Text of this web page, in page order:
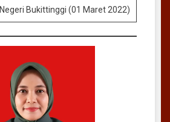
Negeri Bukittinggi (01 Maret 2022)